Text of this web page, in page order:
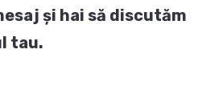
și hai să discutăm
tau.